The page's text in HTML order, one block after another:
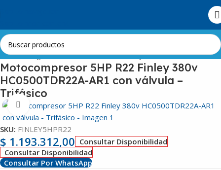
Inicio Refrigeración Comercial Motocompresores
Motocompresor 5HP R22 Finley 380v
HC0500TDR22A-AR1 con válvula –
Trifásico
Clic para ampliar
SKU: FINLEY5HPR22
$ 1.193.312,00 Consultar Disponibilidad
Consultar Disponibilidad
Consultar Por WhatsApp